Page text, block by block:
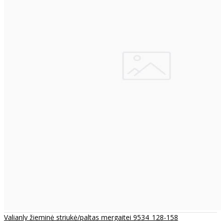
Valianly žieminė striukė/paltas mergaitei 9534_128-158